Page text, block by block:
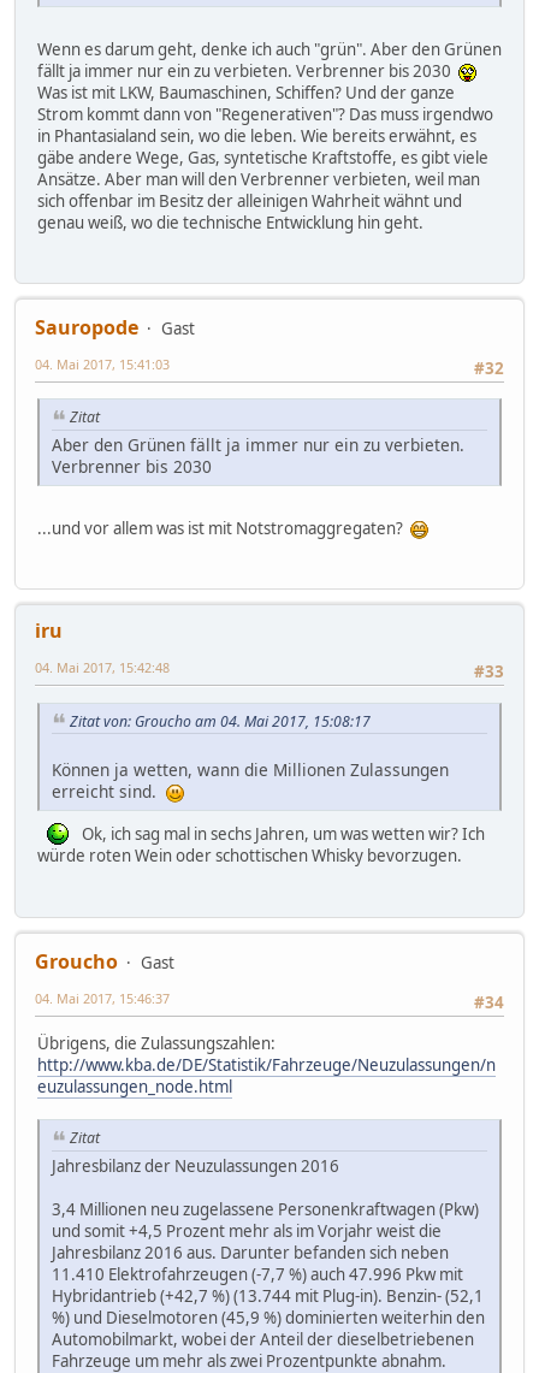
Wenn es darum geht, denke ich auch "grün". Aber den Grünen
fällt ja immer nur ein zu verbieten. Verbrenner bis 2030
Was ist mit LKW, Baumaschinen, Schiffen? Und der ganze
Strom kommt dann von "Regenerativen"? Das muss irgendwo
in Phantasialand sein, wo die leben. Wie bereits erwähnt, es
gäbe andere Wege, Gas, syntetische Kraftstoffe, es gibt viele
Ansätze. Aber man will den Verbrenner verbieten, weil man
sich offenbar im Besitz der alleinigen Wahrheit wähnt und
genau weiß, wo die technische Entwicklung hin geht.
Sauropode
Gast
#32
04. Mai 2017, 15:41:03
Zitat
Aber den Grünen fällt ja immer nur ein zu verbieten.
Verbrenner bis 2030
...und vor allem was ist mit Notstromaggregaten?
iru
#33
04. Mai 2017, 15:42:48
Zitat von: Groucho am 04. Mai 2017, 15:08:17
Können ja wetten, wann die Millionen Zulassungen
erreicht sind.
Ok, ich sag mal in sechs Jahren, um was wetten wir? Ich
würde roten Wein oder schottischen Whisky bevorzugen.
Groucho
Gast
#34
04. Mai 2017, 15:46:37
Übrigens, die Zulassungszahlen:
http://www.kba.de/DE/Statistik/Fahrzeuge/Neuzulassungen/n
euzulassungen_node.html
Zitat
Jahresbilanz der Neuzulassungen 2016
3,4 Millionen neu zugelassene Personenkraftwagen (Pkw)
und somit +4,5 Prozent mehr als im Vorjahr weist die
Jahresbilanz 2016 aus. Darunter befanden sich neben
11.410 Elektrofahrzeugen (-7,7 %) auch 47.996 Pkw mit
Hybridantrieb (+42,7 %) (13.744 mit Plug-in). Benzin- (52,1
%) und Dieselmotoren (45,9 %) dominierten weiterhin den
Automobilmarkt, wobei der Anteil der dieselbetriebenen
Fahrzeuge um mehr als zwei Prozentpunkte abnahm.